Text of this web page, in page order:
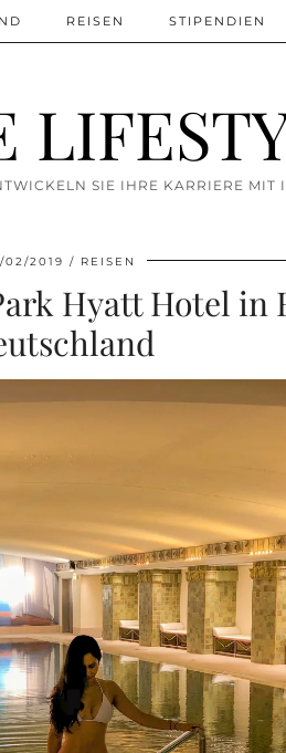
SIE IHRE KARRIERE MIT
REISEN STIPENDIEN
02/2019 REISEN
Hyatt Hotel in